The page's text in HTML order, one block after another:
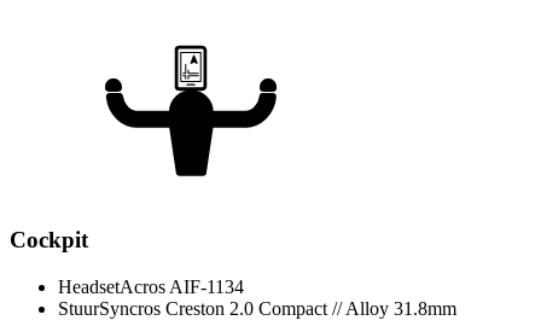
Cockpit
HeadsetAcros AIF-1134
StuurSyncros Creston 2.0 Compact // Alloy 31.8mm